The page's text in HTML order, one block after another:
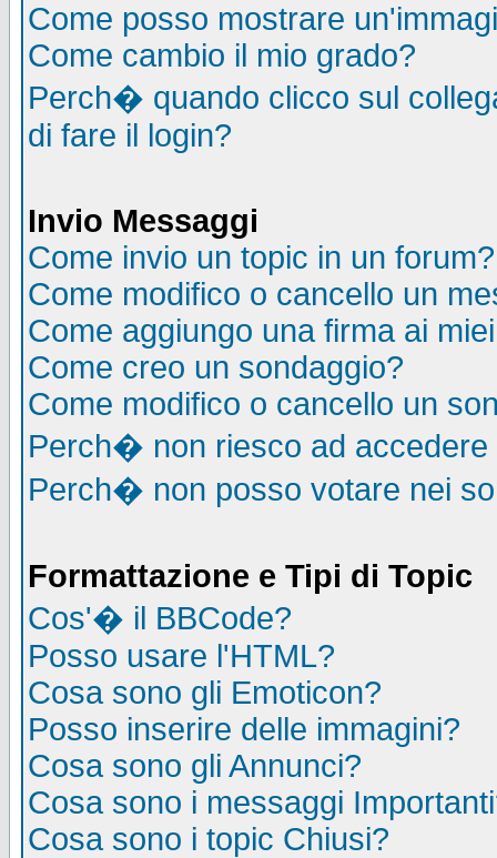
Come posso mostrare
Come cambio il mio grado?
Perch� quando clicco sul
di fare il login?
Invio Messaggi
Come invio un topic in un forum?
Come modifico o cancello un
Come aggiungo una firma ai
Come creo un sondaggio?
Come modifico o cancello un
Perch� non riesco ad accedere
Perch� non posso votare nei
Formattazione e Tipi di Topic
Cos'� il BBCode?
Posso usare l'HTML?
Cosa sono gli Emoticon?
Posso inserire delle immagini?
Cosa sono gli Annunci?
Cosa sono i messaggi
Cosa sono i topic Chiusi?